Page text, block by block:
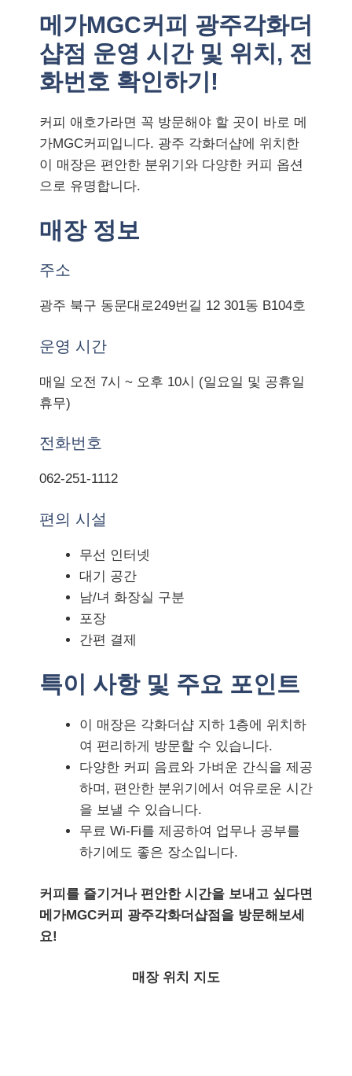
메가MGC커피 광주각화더
샵점 운영 시간 및 위치, 전
화번호 확인하기!
커피 애호가라면 꼭 방문해야 할 곳이 바로 메
가MGC커피입니다. 광주 각화더샵에 위치한
이 매장은 편안한 분위기와 다양한 커피 옵션
으로 유명합니다.
매장 정보
주소
광주 북구 동문대로249번길 12 301동 B104호
운영 시간
매일 오전 7시 ~ 오후 10시 (일요일 및 공휴일
휴무)
전화번호
062-251-1112
편의 시설
무선 인터넷
대기 공간
남/녀 화장실 구분
포장
간편 결제
특이 사항 및 주요 포인트
이 매장은 각화더샵 지하 1층에 위치하
여 편리하게 방문할 수 있습니다.
다양한 커피 음료와 가벼운 간식을 제공
하며, 편안한 분위기에서 여유로운 시간
을 보낼 수 있습니다.
무료 Wi-Fi를 제공하여 업무나 공부를
하기에도 좋은 장소입니다.
커피를 즐기거나 편안한 시간을 보내고 싶다면
메가MGC커피 광주각화더샵점을 방문해보세
요!
매장 위치 지도